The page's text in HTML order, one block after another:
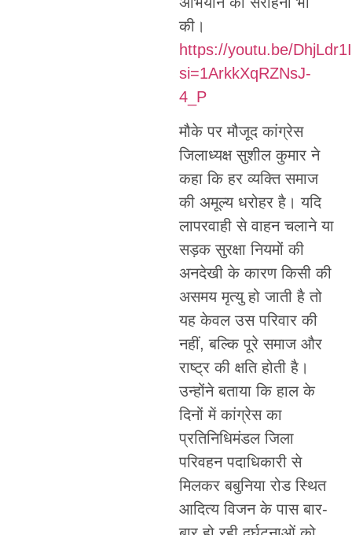
की।
https://youtu.be/
si=1ArkkXqRZNsJ-
4_P
मौके पर मौजूद कांग्रेस
जिलाध्यक्ष सुशील कुमार ने
कहा कि हर व्यक्ति समाज
की अमूल्य धरोहर है। यदि
लापरवाही से वाहन चलाने या
सड़क सुरक्षा नियमों की
अनदेखी के कारण किसी की
असमय मृत्यु हो जाती है तो
यह केवल उस परिवार की
नहीं, बल्कि पूरे समाज और
राष्ट्र की क्षति होती है।
उन्होंने बताया कि हाल के
दिनों में कांग्रेस का
प्रतिनिधिमंडल जिला
परिवहन पदाधिकारी से
मिलकर बबुनिया रोड स्थित
आदित्य विजन के पास बार-